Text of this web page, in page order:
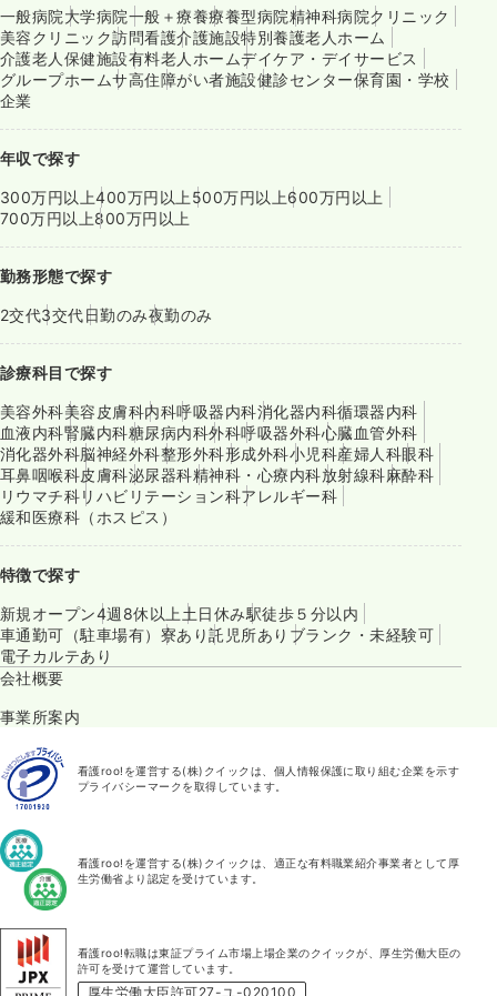
一般病院大学病院一般＋療養療養型病院精神科病院クリニック
美容クリニック訪問看護介護施設特別養護老人ホーム
介護老人保健施設有料老人ホームデイケア・デイサービス
グループホームサ高住障がい者施設健診センター保育園・学校
企業
年収で探す
300万円以上400万円以上 500万円以上600万円以上
700万円以上800万円以上
勤務形態で探す
2交代3交代日勤のみ夜勤のみ
診療科目で探す
美容外科美容皮膚科内科呼吸器内科消化器内科循環器内科
血液内科腎臓内科糖尿病内科外科呼吸器外科心臓血管外科
消化器外科脳神経外科整形外科形成外科小児科産婦人科眼科
耳鼻咽喉科皮膚科泌尿器科精神科・心療内科放射線科麻酔科
リウマチ科リハビリテーション科アレルギー科
緩和医療科（ホスピス）
特徴で探す
新規オープン4週8休以上 土日休み駅徒歩５分以内
車通勤可（駐車場有） 寮あり託児所あり ブランク・未経験可
電子カルテあり
会社概要
事業所案内
看護roo!を運営する(株)クイックは、個人情報保護に取り組む企業を示す
プライバシーマークを取得しています。
看護roo!を運営する(株)クイックは、適正な有料職業紹介事業者として厚
生労働省より認定を受けています。
看護roo!転職は東証プライム市場上場企業のクイックが、厚生労働大臣の
許可を受けて運営しています。
厚生労働大臣許可27-ユ-020100